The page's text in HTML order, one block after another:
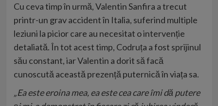
Cu ceva timp în urmă, Valentin Sanfira a trecut
printr-un grav accident în Italia, suferind multiple
leziuni la picior care au necesitat o intervenție
detaliată. În tot acest timp, Codruța a fost sprijinul
său constant, iar Valentin a dorit să facă
cunoscută această prezență puternică în viața sa.
„Ea este eroina mea, ea este cea care îmi dă putere